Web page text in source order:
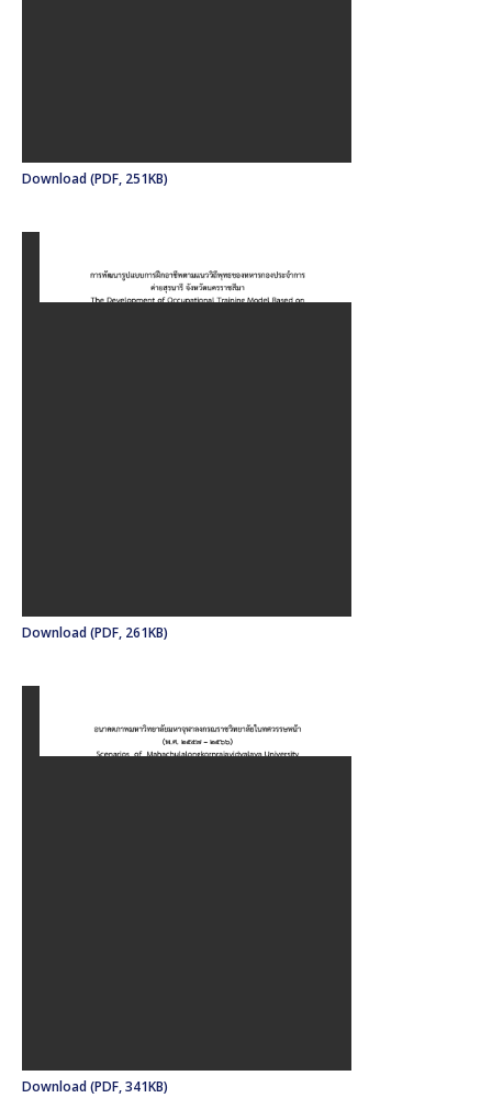
Download (PDF, 251KB)
Download (PDF, 261KB)
Download (PDF, 341KB)